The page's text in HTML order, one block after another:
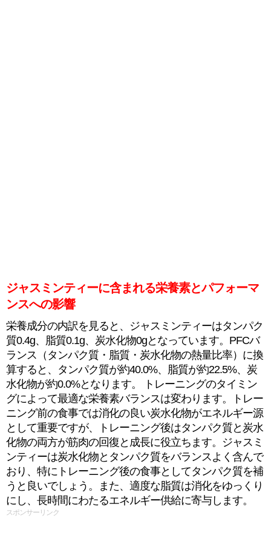
ジャスミンティーに含まれる栄養素とパフォーマ
ンスへの影響
栄養成分の内訳を見ると、ジャスミンティーはタンパク
質0.4g、脂質0.1g、炭水化物0gとなっています。PFCバ
ランス（タンパク質・脂質・炭水化物の熱量比率）に換
算すると、タンパク質が約40.0%、脂質が約22.5%、炭
水化物が約0.0%となります。 トレーニングのタイミン
グによって最適な栄養素バランスは変わります。トレー
ニング前の食事では消化の良い炭水化物がエネルギー源
として重要ですが、トレーニング後はタンパク質と炭水
化物の両方が筋肉の回復と成長に役立ちます。ジャスミ
ンティーは炭水化物とタンパク質をバランスよく含んで
おり、特にトレーニング後の食事としてタンパク質を補
うと良いでしょう。また、適度な脂質は消化をゆっくり
にし、長時間にわたるエネルギー供給に寄与します。
スポンサーリンク